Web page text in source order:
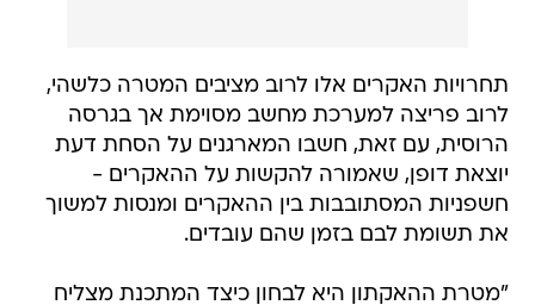
תחרויות האקרים אלו לרוב מציבים המטרה כלשהי,
לרוב פריצה למערכת מחשב מסוימת אך בגרסה
הרוסית, עם זאת, חשבו המארגנים על הסחת דעת
יוצאת דופן, שאמורה להקשות על ההאקרים -
חשפניות המסתובבות בין ההאקרים ומנסות למשוך
את תשומת לבם בזמן שהם עובדים.
"מטרת ההאקתון היא לבחון כיצד המתכנת מצליח